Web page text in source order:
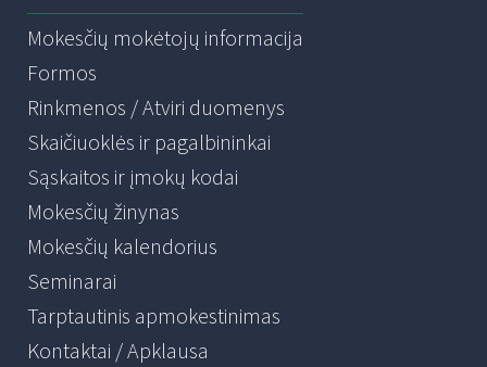
Mokesčių mokėtojų informacija
Formos
Rinkmenos / Atviri duomenys
Skaičiuoklės ir pagalbininkai
Sąskaitos ir įmokų kodai
Mokesčių žinynas
Mokesčių kalendorius
Seminarai
Tarptautinis apmokestinimas
Kontaktai / Apklausa